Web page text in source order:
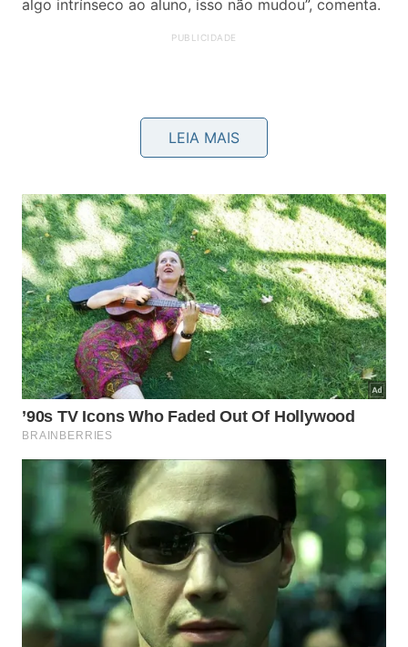
algo intrínseco ao aluno, isso não mudou”, comenta.
3 – Não basta assistir às aulas. É preciso
estudar em casa
De acordo com o professor de química Antônio
Marangon, é recomendável ter uma rotina de
algumas horas de estudo, mas sempre observando
horário é algo muito pessoal e depende da rotina de
cada pessoa. O importante é o estudante organizar
sua agenda para não se perder em meio a tantas
atividades. E a família e a escola podem auxiliar.
LEIA MAIS